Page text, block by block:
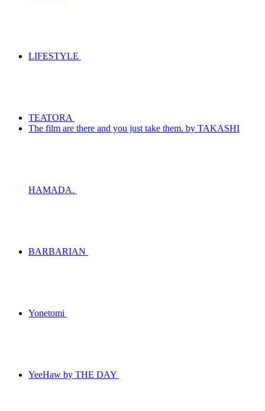
LIFESTYLE
TEATORA
The film are there and you just take them. by TAKASHI
HAMADA.
BARBARIAN
Yonetomi
YeeHaw by THE DAY